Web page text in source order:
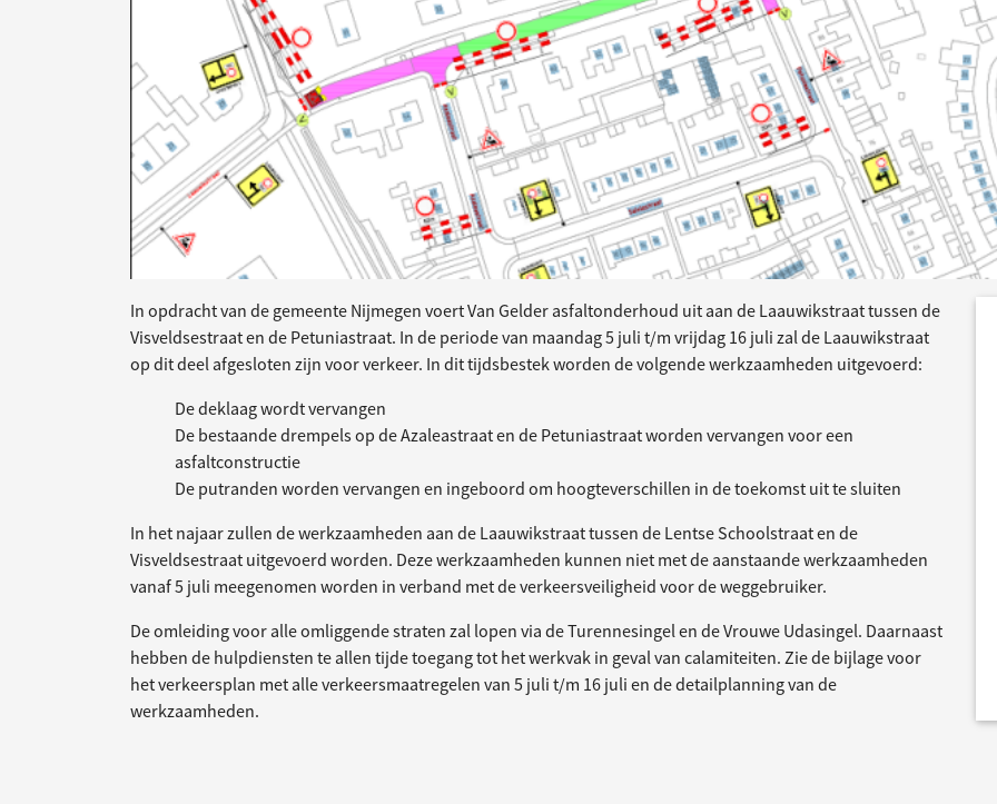
In opdracht van de gemeente Nijmegen voert Van Gelder asfaltonderhoud uit aan de Laauwikstraat tussen de
Visveldsestraat en de Petuniastraat. In de periode van maandag 5 juli t/m vrijdag 16 juli zal de Laauwikstraat
op dit deel afgesloten zijn voor verkeer. In dit tijdsbestek worden de volgende werkzaamheden uitgevoerd:
De deklaag wordt vervangen
De bestaande drempels op de Azaleastraat en de Petuniastraat worden vervangen voor een
asfaltconstructie
De putranden worden vervangen en ingeboord om hoogteverschillen in de toekomst uit te sluiten
In het najaar zullen de werkzaamheden aan de Laauwikstraat tussen de Lentse Schoolstraat en de
Visveldsestraat uitgevoerd worden. Deze werkzaamheden kunnen niet met de aanstaande werkzaamheden
vanaf 5 juli meegenomen worden in verband met de verkeersveiligheid voor de weggebruiker.
De omleiding voor alle omliggende straten zal lopen via de Turennesingel en de Vrouwe Udasingel. Daarnaast
hebben de hulpdiensten te allen tijde toegang tot het werkvak in geval van calamiteiten. Zie de bijlage voor
het verkeersplan met alle verkeersmaatregelen van 5 juli t/m 16 juli en de detailplanning van de
werkzaamheden.